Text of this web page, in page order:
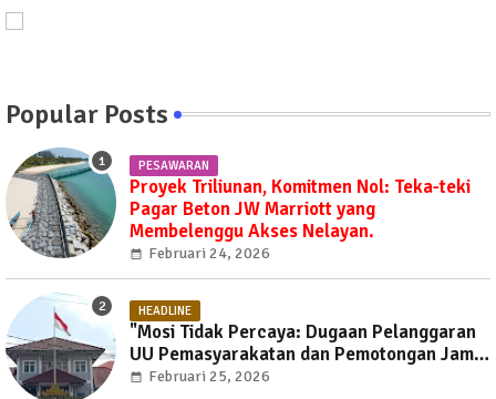
Popular Posts
PESAWARAN
Proyek Triliunan, Komitmen Nol: Teka-teki
Pagar Beton JW Marriott yang
Membelenggu Akses Nelayan.
Februari 24, 2026
HEADLINE
"Mosi Tidak Percaya: Dugaan Pelanggaran
UU Pemasyarakatan dan Pemotongan Jam
Layanan Publik di Rutan Way Huwi."
Februari 25, 2026